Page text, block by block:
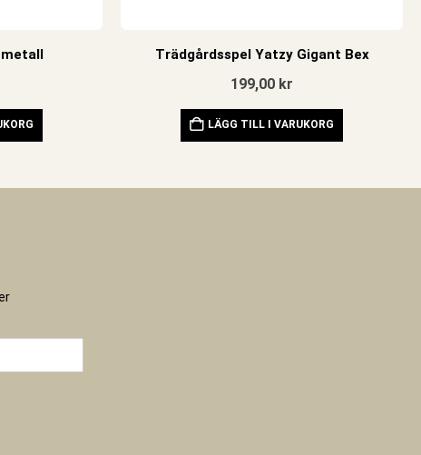
metall Trädgårdsspel Yatzy Gigant Bex
199,00 kr
LÄGG TILL I VARUKORG